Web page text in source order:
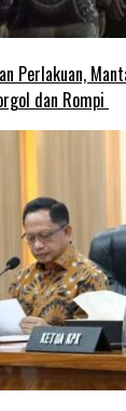
Perlakuan,
dan Rompi